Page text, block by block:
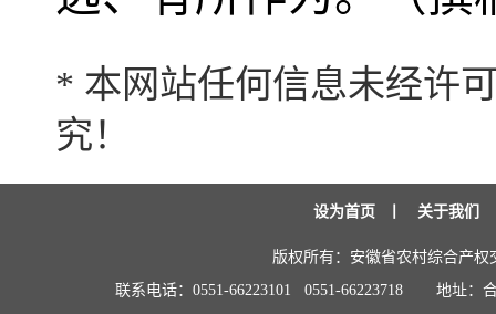
* 本网站任何信息未经许
究！
设为首页 关于我们
版权所有：安徽省农村综合产权
联系电话：0551-66223101 0551-66223718
地址：